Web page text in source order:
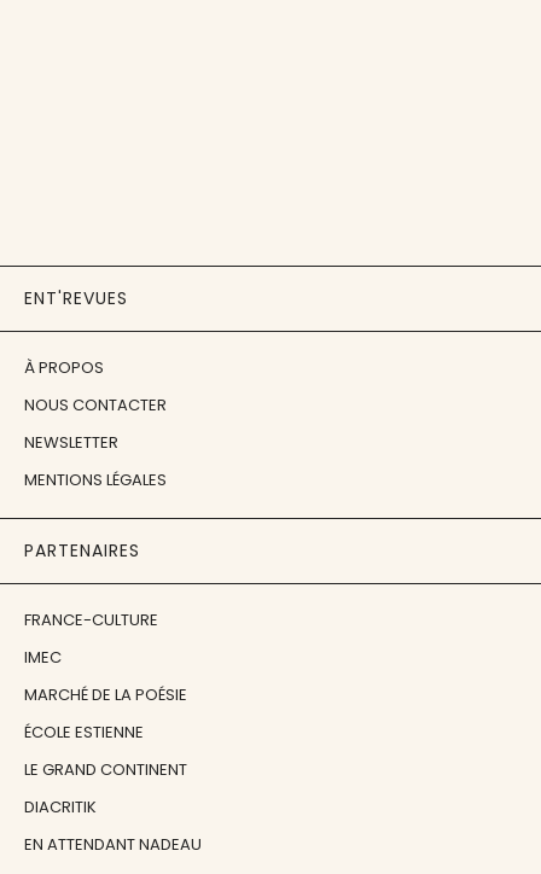
ENT'REVUES
À PROPOS
NOUS CONTACTER
NEWSLETTER
MENTIONS LÉGALES
PARTENAIRES
FRANCE-CULTURE
IMEC
MARCHÉ DE LA POÉSIE
ÉCOLE ESTIENNE
LE GRAND CONTINENT
DIACRITIK
EN ATTENDANT NADEAU